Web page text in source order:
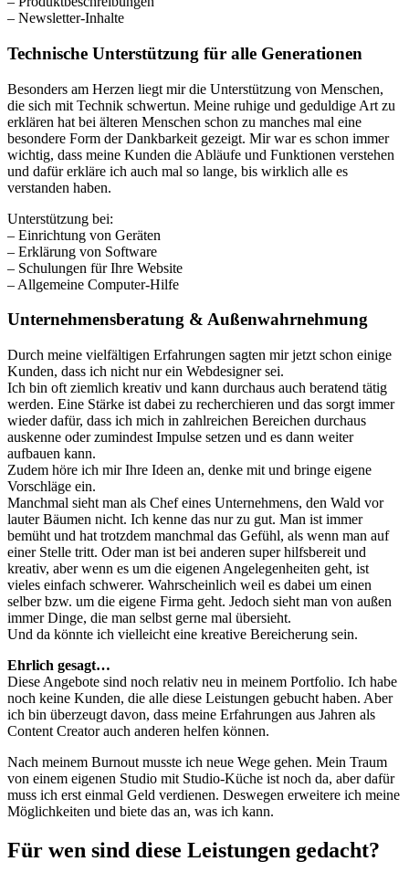
– Newsletter-Inhalte
Technische Unterstützung für alle Generationen
Besonders am Herzen liegt mir die Unterstützung von Menschen,
die sich mit Technik schwertun. Meine ruhige und geduldige Art zu
erklären hat bei älteren Menschen schon zu manches mal eine
besondere Form der Dankbarkeit gezeigt. Mir war es schon immer
wichtig, dass meine Kunden die Abläufe und Funktionen verstehen
und dafür erkläre ich auch mal so lange, bis wirklich alle es
verstanden haben.
Unterstützung bei:
– Einrichtung von Geräten
– Erklärung von Software
– Schulungen für Ihre Website
– Allgemeine Computer-Hilfe
Unternehmensberatung & Außenwahrnehmung
Durch meine vielfältigen Erfahrungen sagten mir jetzt schon einige
Kunden, dass ich nicht nur ein Webdesigner sei.
Ich bin oft ziemlich kreativ und kann durchaus auch beratend tätig
werden. Eine Stärke ist dabei zu recherchieren und das sorgt immer
wieder dafür, dass ich mich in zahlreichen Bereichen durchaus
auskenne oder zumindest Impulse setzen und es dann weiter
aufbauen kann.
Zudem höre ich mir Ihre Ideen an, denke mit und bringe eigene
Vorschläge ein.
Manchmal sieht man als Chef eines Unternehmens, den Wald vor
lauter Bäumen nicht. Ich kenne das nur zu gut. Man ist immer
bemüht und hat trotzdem manchmal das Gefühl, als wenn man auf
einer Stelle tritt. Oder man ist bei anderen super hilfsbereit und
kreativ, aber wenn es um die eigenen Angelegenheiten geht, ist
vieles einfach schwerer. Wahrscheinlich weil es dabei um einen
selber bzw. um die eigene Firma geht. Jedoch sieht man von außen
immer Dinge, die man selbst gerne mal übersieht.
Und da könnte ich vielleicht eine kreative Bereicherung sein.
Ehrlich gesagt…
Diese Angebote sind noch relativ neu in meinem Portfolio. Ich habe
noch keine Kunden, die alle diese Leistungen gebucht haben. Aber
ich bin überzeugt davon, dass meine Erfahrungen aus Jahren als
Content Creator auch anderen helfen können.
Nach meinem Burnout musste ich neue Wege gehen. Mein Traum
von einem eigenen Studio mit Studio-Küche ist noch da, aber dafür
muss ich erst einmal Geld verdienen. Deswegen erweitere ich meine
Möglichkeiten und biete das an, was ich kann.
Für wen sind diese Leistungen gedacht?